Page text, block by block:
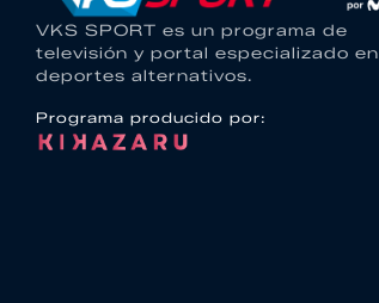
VKS SPORT es un programa de
televisión y portal especializado en
deportes alternativos.
Programa producido por: